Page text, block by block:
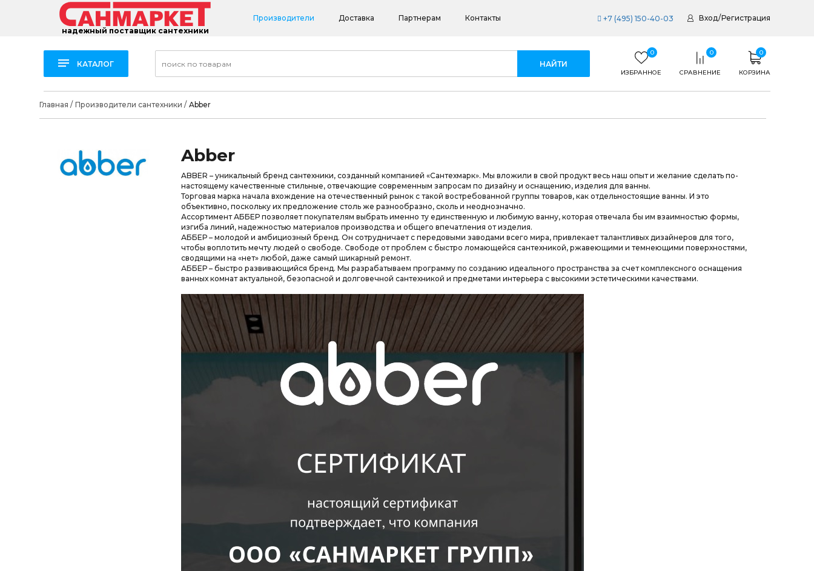
надежный поставщик сантехники
Производители Доставка Партнерам Контакты +7 (495) 150-40-03 Вход/Регистрация
КАТАЛОГ
0
ИЗБРАННОЕ
0
СРАВНЕНИЕ
0
КОРЗИНА
Главная / Производители сантехники / Abber
Abber
ABBER – уникальный бренд сантехники, созданный компанией «Сантехмарк». Мы вложили в свой продукт весь наш опыт и желание сделать по-
настоящему качественные стильные, отвечающие современным запросам по дизайну и оснащению, изделия для ванны.
Торговая марка начала вхождение на отечественный рынок с такой востребованной группы товаров, как отдельностоящие ванны. И это
объективно, поскольку их предложение столь же разнообразно, сколь и неоднозначно.
Ассортимент АББЕР позволяет покупателям выбрать именно ту единственную и любимую ванну, которая отвечала бы им взаимностью формы,
изгиба линий, надежностью материалов производства и общего впечатления от изделия.
АББЕР – молодой и амбициозный бренд. Он сотрудничает с передовыми заводами всего мира, привлекает талантливых дизайнеров для того,
чтобы воплотить мечту людей о свободе. Свободе от проблем с быстро ломающейся сантехникой, ржавеющими и темнеющими поверхностями,
сводящими на «нет» любой, даже самый шикарный ремонт.
АББЕР – быстро развивающийся бренд. Мы разрабатываем программу по созданию идеального пространства за счет комплексного оснащения
ванных комнат актуальной, безопасной и долговечной сантехникой и предметами интерьера с высокими эстетическими качествами.